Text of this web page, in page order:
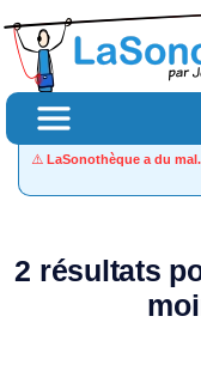
⚠️ LaSonothèque a du
2 résultats